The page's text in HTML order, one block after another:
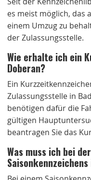
es meist möglich, das
einem Umzug zu
der Zulassungsstelle.
Wie erhalte ich ein
Doberan?
Ein
Zulassungsstelle in
benötigen dafür die
gültigen
beantragen Sie das
Was muss ich bei